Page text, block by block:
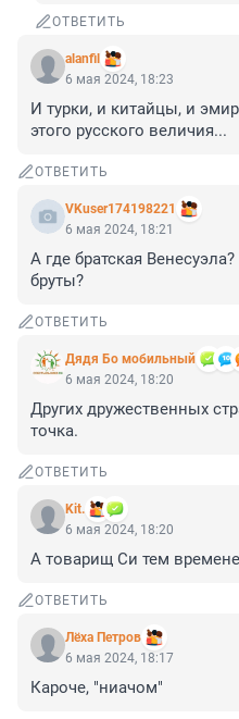
ОТВЕТИТЬ
alanfil
6 мая 2024, 18:23
И турки, и китайцы, и
этого русского величия...
ОТВЕТИТЬ
VKuser174198221
6 мая 2024, 18:21
А где братская
бруты?
ОТВЕТИТЬ
Дядя Бо мобильный
6 мая 2024, 18:20
Других дружественных
точка.
ОТВЕТИТЬ
Kit.
6 мая 2024, 18:20
А товарищ Си тем
ОТВЕТИТЬ
Лёxа Петров
6 мая 2024, 18:17
Кароче, "ниачом"